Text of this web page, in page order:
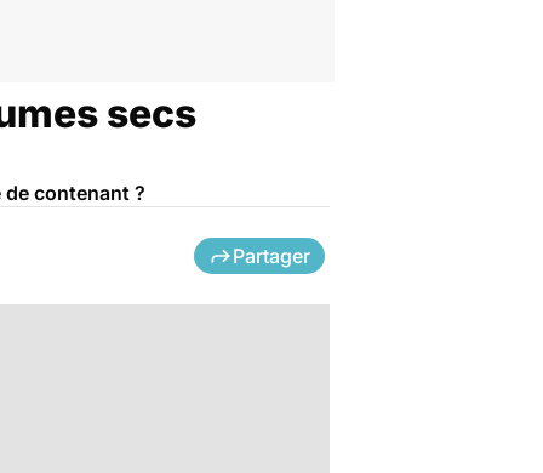
secs
contenant ?
Partager